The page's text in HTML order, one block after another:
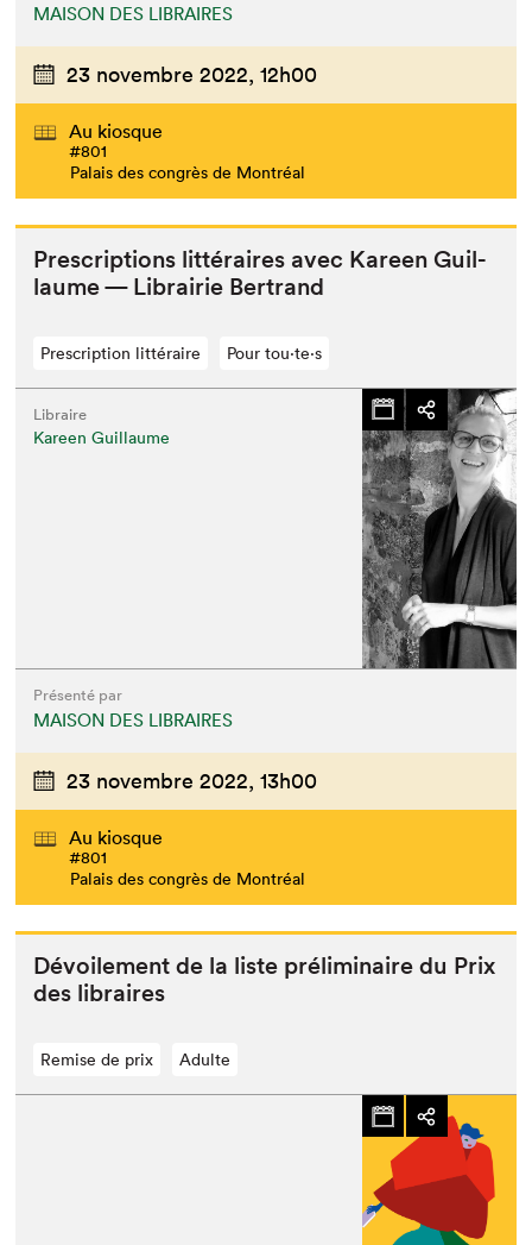
MAISON DES LIBRAIRES
23 novembre 2022, 12h00
Au kiosque
#801
Palais des congrès de Montréal
Pre­scrip­tions lit­téraires avec Kareen Guil­
laume — Librairie Bertrand
Prescription littéraire Pour tou⋅te⋅s
Libraire
Kareen Guillaume
Présenté par
MAISON DES LIBRAIRES
23 novembre 2022, 13h00
Au kiosque
#801
Palais des congrès de Montréal
Dévoile­ment de la liste prélim­i­naire du Prix
des libraires
Remise de prix Adulte